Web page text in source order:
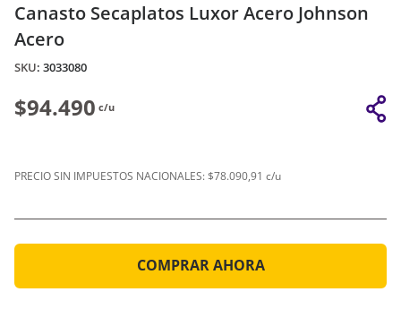
Canasto Secaplatos Luxor Acero Johnson
Acero
: 3033080
$94.490 c/u
PRECIO SIN IMPUESTOS NACIONALES:$78.090,91 c/u
COMPRAR AHORA